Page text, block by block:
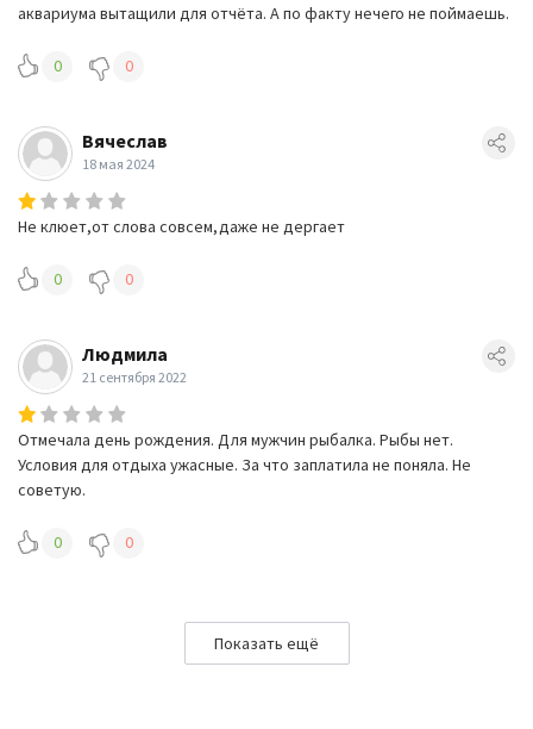
аквариума вытащили для отчёта. А по факту нечего не поймаешь.
0 0
Вячеслав
18 мая 2024
Не клюет,от слова совсем,даже не дергает
0 0
Людмила
21 сентября 2022
Отмечала день рождения. Для мужчин рыбалка. Рыбы нет.
Условия для отдыха ужасные. За что заплатила не поняла. Не
советую.
0 0
Показать ещё